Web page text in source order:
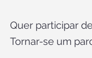
Quer participar
Tornar-se um